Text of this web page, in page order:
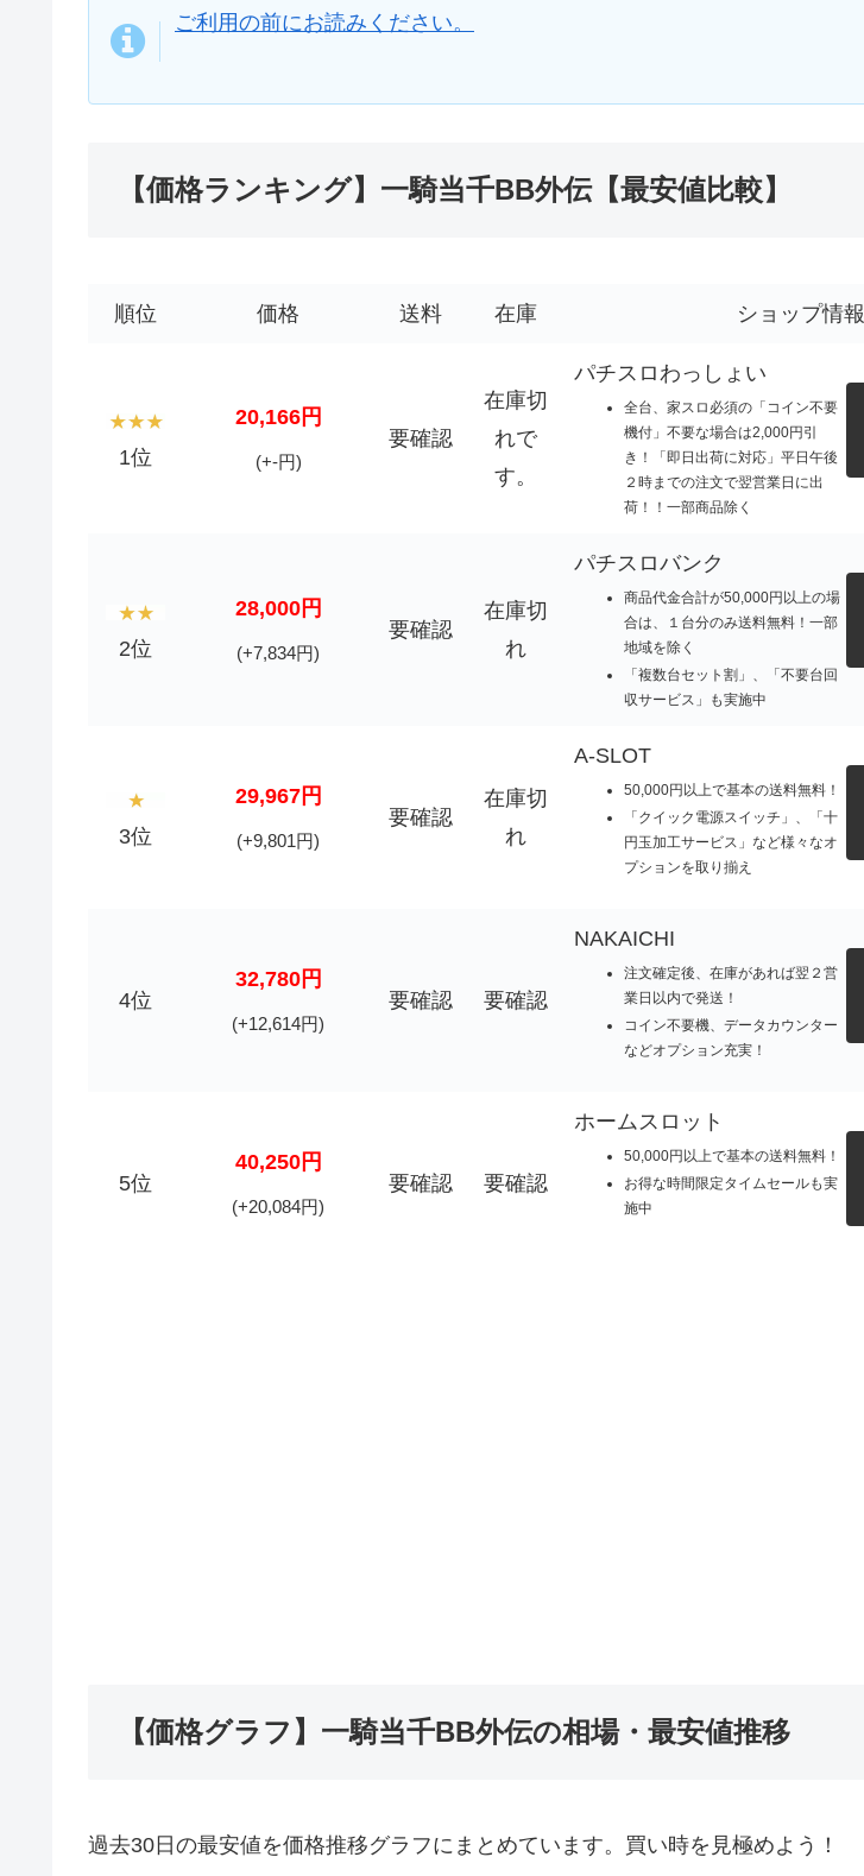
ご利用の前にお読みください。
【価格ランキング】一騎当千BB外伝【最安値比較】
順位 価格 送料 在庫 ショップ情報
1位
20,166円
(+-円)
要確認
在庫切
れで
す。
パチスロわっしょい
全台、家スロ必須の「コイン不要
機付」不要な場合は2,000円引
き！「即日出荷に対応」平日午後
２時までの注文で翌営業日に出
荷！！一部商品除く
2位
28,000円
(+7,834円)
要確認
在庫切
れ
パチスロバンク
商品代金合計が50,000円以上の場
合は、１台分のみ送料無料！一部
地域を除く
「複数台セット割」、「不要台回
収サービス」も実施中
3位
29,967円
(+9,801円)
要確認
在庫切
れ
A-SLOT
50,000円以上で基本の送料無料！
「クイック電源スイッチ」、「十
円玉加工サービス」など様々なオ
プションを取り揃え
4位
32,780円
(+12,614円)
要確認 要確認
NAKAICHI
注文確定後、在庫があれば翌２営
業日以内で発送！
コイン不要機、データカウンター
などオプション充実！
5位
40,250円
(+20,084円)
要確認 要確認
ホームスロット
50,000円以上で基本の送料無料！
お得な時間限定タイムセールも実
施中
【価格グラフ】一騎当千BB外伝の相場・最安値推移
過去30日の最安値を価格推移グラフにまとめています。買い時を見極めよう！